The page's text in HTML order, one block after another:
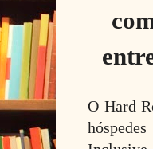
O Hard